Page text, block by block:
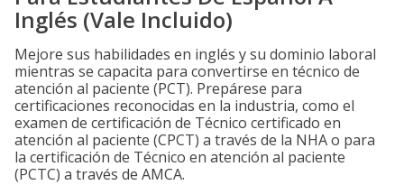
Inglés (Vale Incluido)
Mejore sus habilidades en inglés y su dominio laboral
mientras se capacita para convertirse en técnico de
atención al paciente (PCT). Prepárese para
certificaciones reconocidas en la industria, como el
examen de certificación de Técnico certificado en
atención al paciente (CPCT) a través de la NHA o para
la certificación de Técnico en atención al paciente
(PCTC) a través de AMCA.